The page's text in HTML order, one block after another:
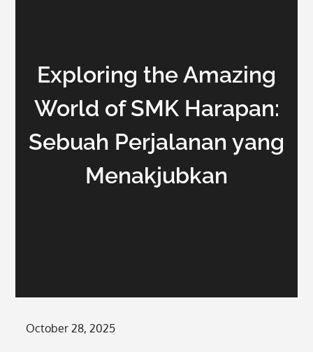
Exploring the Amazing
World of SMK Harapan:
Sebuah Perjalanan yang
Menakjubkan
Posted
October 28, 2025